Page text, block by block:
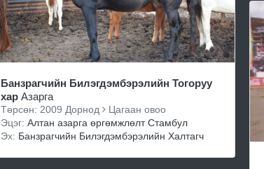
Банзрагчийн Билэгдэмбэрэлийн Тогоруу
харАзарга
Төрсөн: 2009 Дорнод
Цагаан овоо
Эцэг: Алтан азарга өргөмжлөлт Стамбул
Эх: Банзрагчийн Билэгдэмбэрэлийн Халтагч